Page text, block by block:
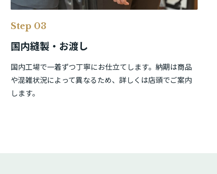
Step 03
国内縫製・お渡し
国内工場で一着ずつ丁寧にお仕立てします。納期は商品
や混雑状況によって異なるため、詳しくは店頭でご案内
します。